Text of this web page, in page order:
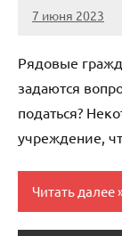
7 июня 2023
scuralets_ru
Нет
Рядовые
задаются
податься?
учреждение,
Читать далее